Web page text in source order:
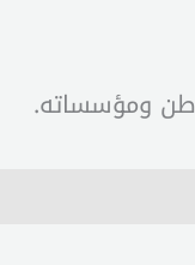
ومؤسساته.